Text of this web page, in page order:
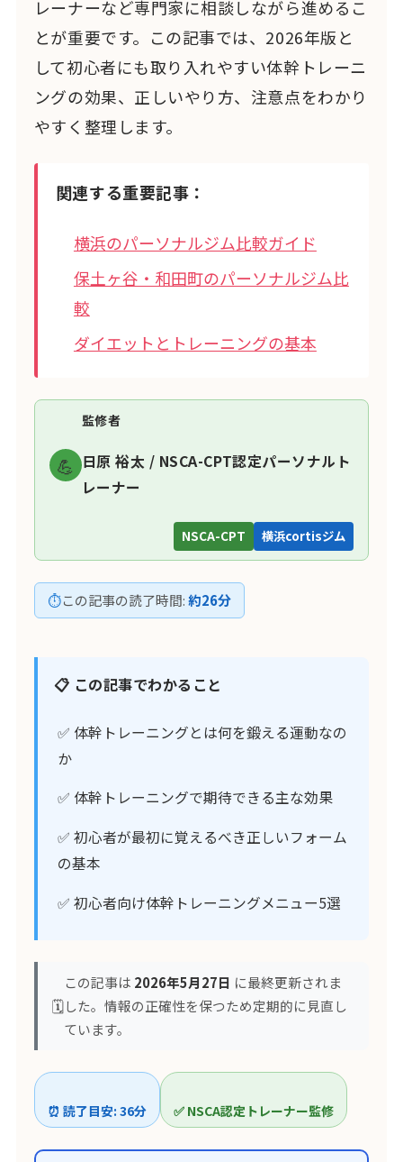
レーナーなど専門家に相談しながら進めるこ
とが重要です。この記事では、2026年版と
して初心者にも取り入れやすい体幹トレーニ
ングの効果、正しいやり方、注意点をわかり
やすく整理します。
関連する重要記事：
横浜のパーソナルジム比較ガイド
保土ヶ谷・和田町のパーソナルジム比
較
ダイエットとトレーニングの基本
💪
監修者
日原 裕太 / NSCA-CPT認定パーソナルト
レーナー
NSCA-CPT 横浜cortisジム
⏱この記事の読了時間:約26分
📋 この記事でわかること
✅ 体幹トレーニングとは何を鍛える運動なの
か
✅ 体幹トレーニングで期待できる主な効果
✅ 初心者が最初に覚えるべき正しいフォーム
の基本
✅ 初心者向け体幹トレーニングメニュー5選
🗓️
この記事は 2026年5月27日 に最終更新されま
した。情報の正確性を保つため定期的に見直し
ています。
⏰ 読了目安: 36分 ✅ NSCA認定トレーナー監修